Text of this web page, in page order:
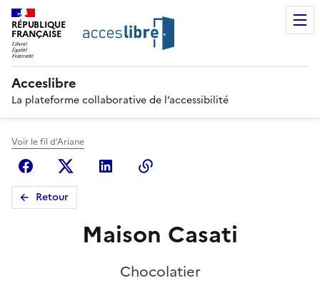
RÉPUBLIQUE
FRANÇAISE
Acceslibre
La plateforme collaborative de l’accessibilité
Voir le fil d'Ariane
FacebookX (anciennement Twitter)
Linkedin
Retour
Maison Casati
Chocolatier